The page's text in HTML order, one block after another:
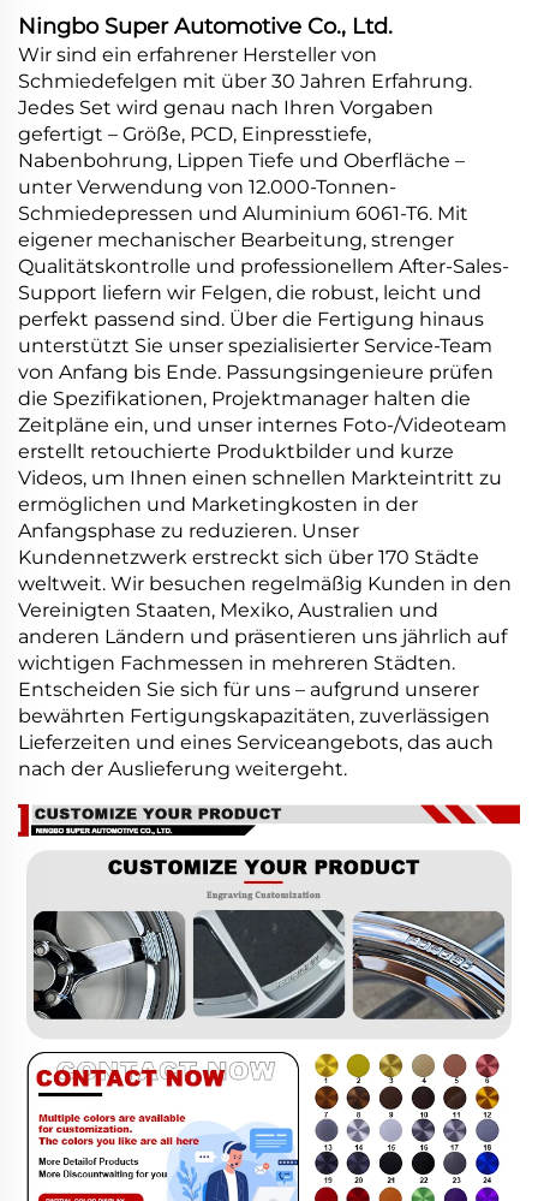
Ningbo Super Automotive Co., Ltd.
Wir sind ein erfahrener Hersteller von
Schmiedefelgen mit über 30 Jahren Erfahrung.
Jedes Set wird genau nach Ihren Vorgaben
gefertigt – Größe, PCD, Einpresstiefe,
Nabenbohrung, Lippen Tiefe und Oberfläche –
unter Verwendung von 12.000-Tonnen-
Schmiedepressen und Aluminium 6061-T6. Mit
eigener mechanischer Bearbeitung, strenger
Qualitätskontrolle und professionellem After-Sales-
Support liefern wir Felgen, die robust, leicht und
perfekt passend sind. Über die Fertigung hinaus
unterstützt Sie unser spezialisierter Service-Team
von Anfang bis Ende. Passungsingenieure prüfen
die Spezifikationen, Projektmanager halten die
Zeitpläne ein, und unser internes Foto-/Videoteam
erstellt retouchierte Produktbilder und kurze
Videos, um Ihnen einen schnellen Markteintritt zu
ermöglichen und Marketingkosten in der
Anfangsphase zu reduzieren. Unser
Kundennetzwerk erstreckt sich über 170 Städte
weltweit. Wir besuchen regelmäßig Kunden in den
Vereinigten Staaten, Mexiko, Australien und
anderen Ländern und präsentieren uns jährlich auf
wichtigen Fachmessen in mehreren Städten.
Entscheiden Sie sich für uns – aufgrund unserer
bewährten Fertigungskapazitäten, zuverlässigen
Lieferzeiten und eines Serviceangebots, das auch
nach der Auslieferung weitergeht.